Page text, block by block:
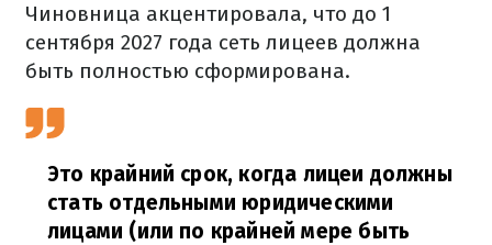
Чиновница акцентировала, что до 1
сентября 2027 года сеть лицеев должна
быть полностью сформирована.
Это крайний срок, когда лицеи должны
стать отдельными юридическими
лицами (или по крайней мере быть